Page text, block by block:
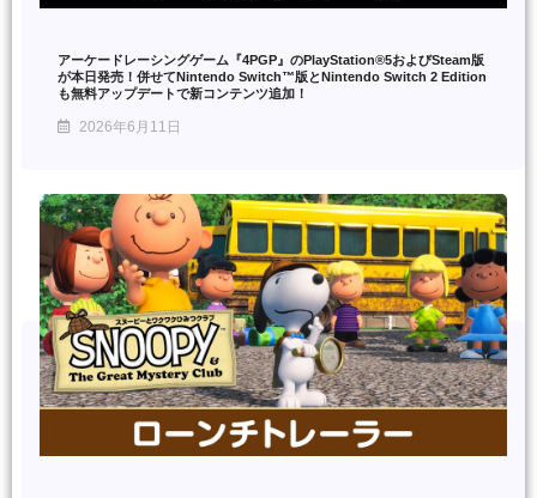
アーケードレーシングゲーム『4PGP』のPlayStation®5およびSteam版
が本日発売！併せてNintendo Switch™版とNintendo Switch 2 Edition
も無料アップデートで新コンテンツ追加！
2026年6月11日